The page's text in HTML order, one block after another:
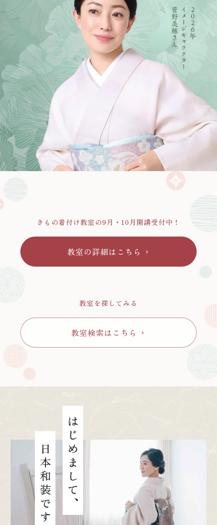
きもの着付け教室の9月・10月開講受付中！
教室の詳細はこちら chevron_right
教室を探してみる
教室検索はこちら chevron_right